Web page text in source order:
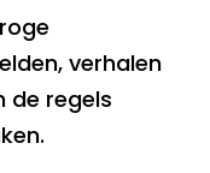
verhalen
de regels